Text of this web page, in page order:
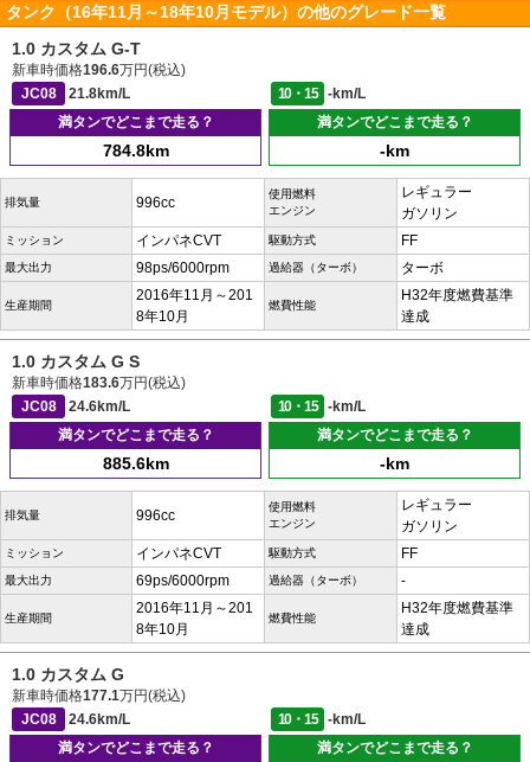
タンク（16年11月～18年10月モデル）の他のグレード一覧
1.0 カスタム G-T
新車時価格196.6万円(税込)
JC08
21.8km/L 10・15
-km/L
満タンでどこまで走る？
784.8km
満タンでどこまで走る？
-km
排気量 996cc
使用燃料
エンジン
レギュラー
ガソリン
ミッション インパネCVT 駆動方式 FF
最大出力 98ps/6000rpm 過給器（ターボ） ターボ
生産期間
2016年11月～201
8年10月
燃費性能
H32年度燃費基準
達成
1.0 カスタム G S
新車時価格183.6万円(税込)
JC08
24.6km/L 10・15
-km/L
満タンでどこまで走る？
885.6km
満タンでどこまで走る？
-km
排気量 996cc
使用燃料
エンジン
レギュラー
ガソリン
ミッション インパネCVT 駆動方式 FF
最大出力 69ps/6000rpm 過給器（ターボ） -
生産期間
2016年11月～201
8年10月
燃費性能
H32年度燃費基準
達成
1.0 カスタム G
新車時価格177.1万円(税込)
JC08
24.6km/L 10・15
-km/L
満タンでどこまで走る？
満タンでどこまで走る？